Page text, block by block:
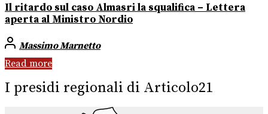
Il ritardo sul caso Almasri la squalifica – Lettera
aperta al Ministro Nordio
Massimo Marnetto
Read more
I presidi regionali di Articolo21